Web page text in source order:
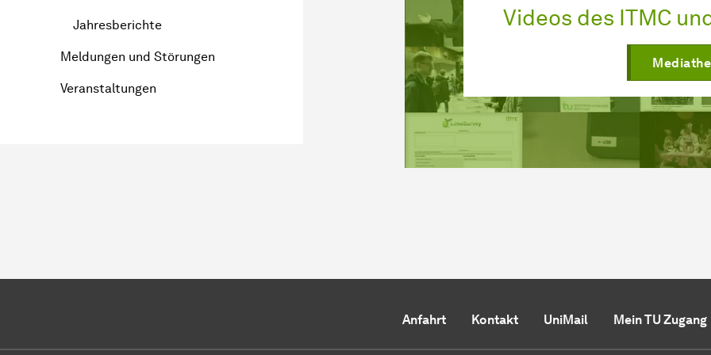
Jahresberichte
Meldungen und Störungen
Veranstaltungen
Videos des ITMC
Anfahrt Kontakt UniMail Mein TU Zugang